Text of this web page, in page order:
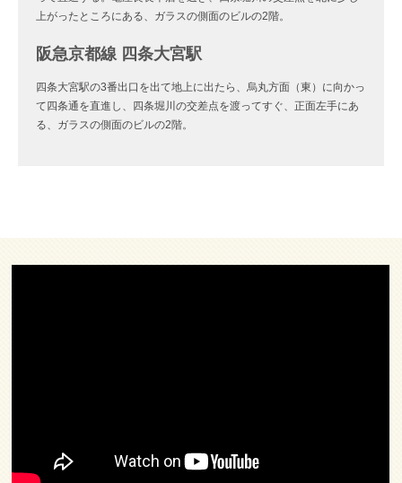
上がったところにある、ガラスの側面のビルの2階。
阪急京都線 四条大宮駅
四条大宮駅の3番出口を出て地上に出たら、烏丸方面（東）に向かっ
て四条通を直進し、四条堀川の交差点を渡ってすぐ、正面左手にあ
る、ガラスの側面のビルの2階。